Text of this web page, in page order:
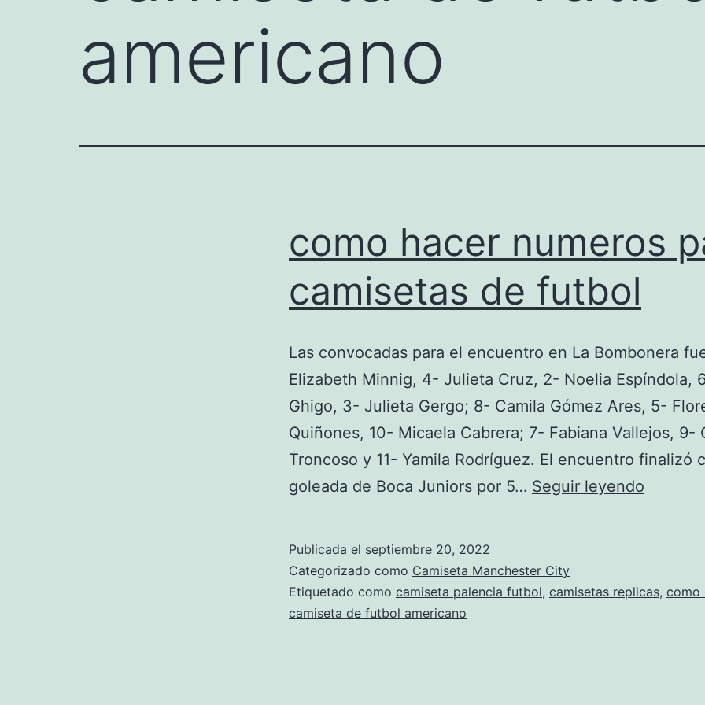
americano
como hacer numeros
camisetas de futbol
Las convocadas para el encuentro en La Bombonera
Elizabeth Minnig, 4- Julieta Cruz, 2- Noelia Espíndola,
Ghigo, 3- Julieta Gergo; 8- Camila Gómez Ares, 5-
Quiñones, 10- Micaela Cabrera; 7- Fabiana Vallejos, 9-
Troncoso y 11- Yamila Rodríguez. El encuentro finalizó
goleada de Boca Juniors por 5… Seguir leyendo
Publicada el septiembre 20, 2022
Categorizado como Camiseta Manchester City
Etiquetado como camiseta palencia futbol, camisetas replicas, como
camiseta de futbol americano